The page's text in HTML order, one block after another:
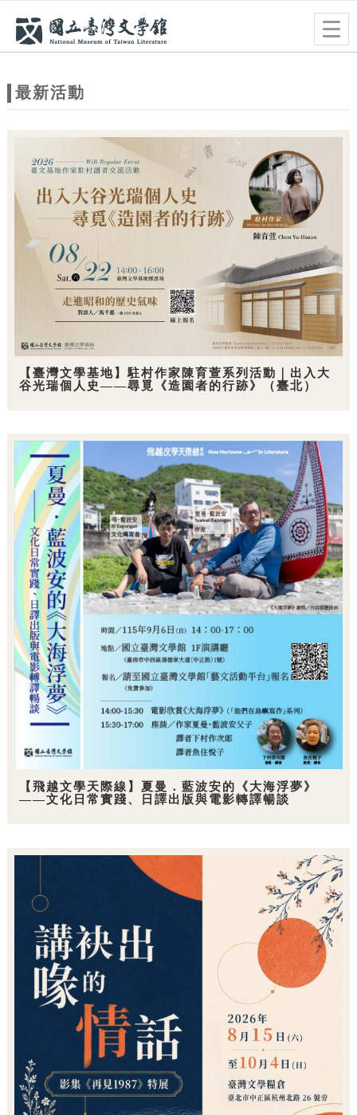
站最新活動
【臺灣文學基地】駐村作家陳育萱系列活動｜出入大
谷光瑞個人史——尋覓《造園者的行跡》（臺北）
【飛越文學天際線】夏曼．藍波安的《大海浮夢》
——文化日常實踐、日譯出版與電影轉譯暢談